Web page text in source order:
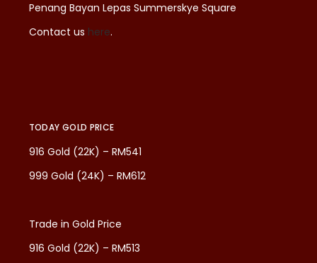
Penang Bayan Lepas Summerskye Square
Contact us here.
TODAY GOLD PRICE
916 Gold (22K) – RM541
999 Gold (24K) – RM612
Trade in Gold Price
916 Gold (22K) – RM513